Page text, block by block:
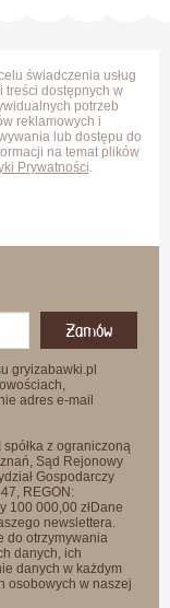
świadczenia usług
treści dostępnych w
potrzeb
reklamowych i
lub dostępu do
na temat plików
Prywatności.
Zamów
gryizabawki.pl
adres e-mail
z ograniczoną
Sąd Rejonowy
Gospodarczy
REGON:
100 000,00 złDane
newslettera.
do otrzymywania
danych, ich
danych w każdym
osobowych w naszej